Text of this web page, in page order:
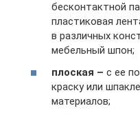
бесконтактной
пластиковая
в различных
мебельный шпон;
плоская – с ее
краску или
материалов;